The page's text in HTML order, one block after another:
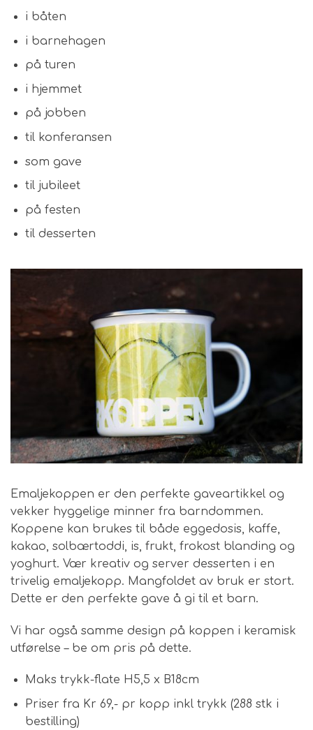
i båten
i barnehagen
på turen
i hjemmet
på jobben
til konferansen
som gave
til jubileet
på festen
til desserten
Emaljekoppen er den perfekte gaveartikkel og
vekker hyggelige minner fra barndommen.
Koppene kan brukes til både eggedosis, kaffe,
kakao, solbærtoddi, is, frukt, frokost blanding og
yoghurt. Vær kreativ og server desserten i en
trivelig emaljekopp. Mangfoldet av bruk er stort.
Dette er den perfekte gave å gi til et barn.
Vi har også samme design på koppen i keramisk
utførelse – be om pris på dette.
Maks trykk-flate H5,5 x B18cm
Priser fra Kr 69,- pr kopp inkl trykk (288 stk i
bestilling)